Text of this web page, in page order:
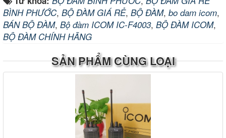
BÌNH PHƯỚC, BỘ ĐÀM GIÁ RẺ, BỘ ĐÀM, bo dam icom,
BÁN BỘ ĐÀM, Bộ đàm ICOM IC-F4003, BỘ ĐÀM ICOM,
BỘ ĐÀM CHÍNH HÃNG
SẢN PHẨM CÙNG LOẠI